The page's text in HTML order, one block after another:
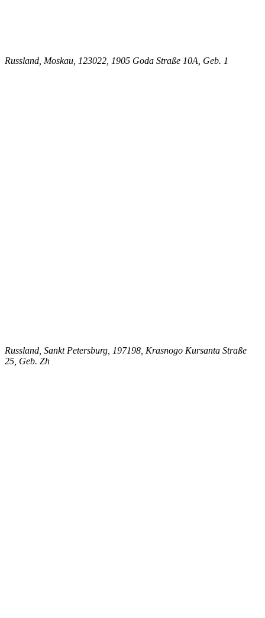
Russland, Moskau, 123022, 1905 Goda Straße 10A, Geb. 1
Russland, Sankt Petersburg, 197198, Krasnogo Kursanta Straße
25, Geb. Zh